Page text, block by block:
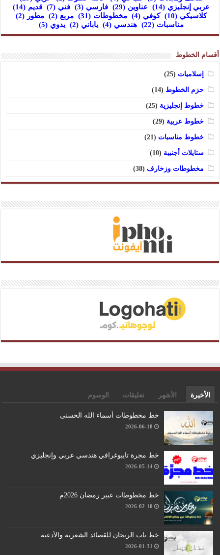
عربي إنجليزي (14) عناوين (29) فارسي (3) فني (7) قديم (14)
كلاسيكي (10) كوفي (4) مخطوطات (31) مربع (2) مطور (2)
مناسبات (22) هندسي (4) ياباني (2) يدوي (5)
أقسام الخطوط
إسلاميات (25)
حزم الخطوط (14)
خطوط إنجليزية (25)
خطوط عربية (29)
خطوط مناسبات (21)
ستايلات أجنبية (10)
مخطوطات وزخارف (38)
الأخيرة الأشهر تعليقات الوسوم
خط مخطوطات أسماء الله الحسنى
2026-06-18
خط مجرة تايبوغرافي هندسي عربي وإنجليزي
2026-05-14
خط مخطوطات عبير رمضان 2026م
2026-02-10
خط باب الريحان للقصائد الشعرية والأدعية
2026-01-31